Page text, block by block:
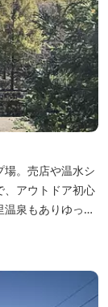
。売店や温水シ
、アウトドア初心
泉もありゆっく